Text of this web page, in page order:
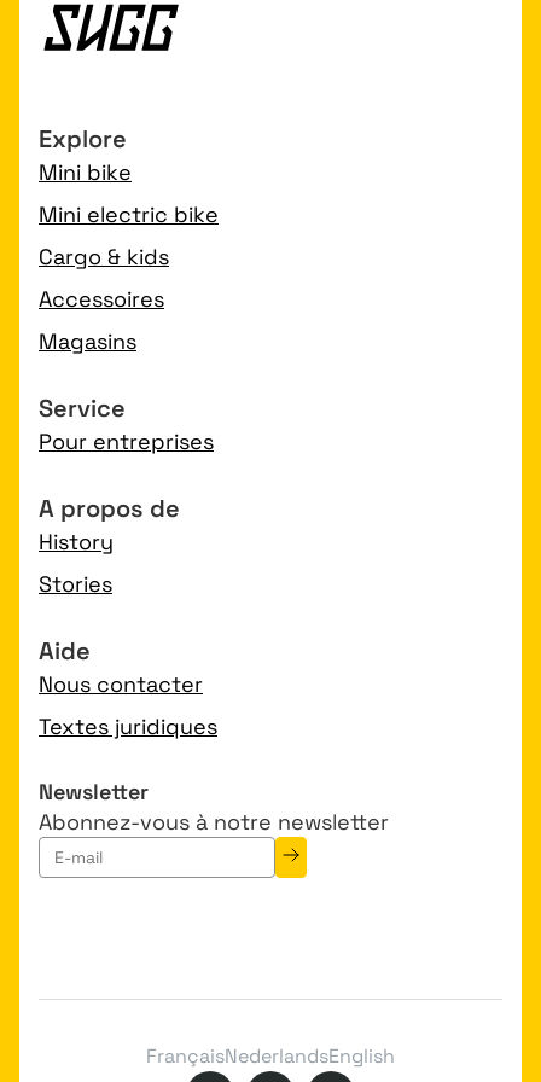
Explore
Mini bike
Mini electric bike
Cargo & kids
Accessoires
Magasins
Service
Pour entreprises
A propos de
History
Stories
Aide
Nous contacter
Textes juridiques
Newsletter
Abonnez-vous à notre newsletter
FrançaisNederlandsEnglish